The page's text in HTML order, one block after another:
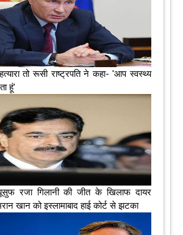
तो रूसी राष्‍ट्रपति ने कहा- 'आप स्‍वस्‍थ्‍य
हूं'
रजा गिलानी की जीत के खिलाफ दायर
खान को इस्लामाबाद हाई कोर्ट से झटका